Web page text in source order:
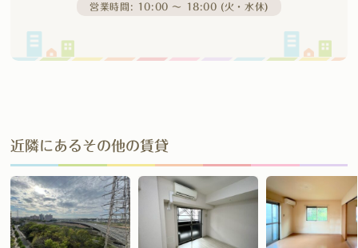
営業時間: 10:00 〜 18:00 (火・水休)
近隣にあるその他の賃貸